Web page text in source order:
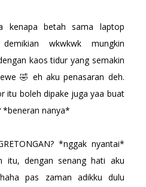
kenapa betah sama laptop
wkwkwk mungkin
kaos tidur yang semakin
🤣 eh aku penasaran deh.
itu boleh dipake juga yaa buat
*beneran nanya*
*nggak nyantai*
itu, dengan senang hati aku
pas zaman adikku dulu